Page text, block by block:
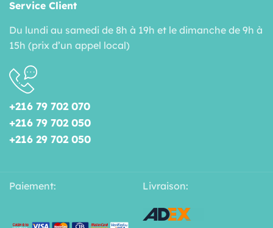
Service Client
Du lundi au samedi de 8h à 19h et le dimanche de 9h à
15h (prix d’un appel local)
+216 79 702 070
+216 79 702 050
+216 29 702 050
Paiement: Livraison: